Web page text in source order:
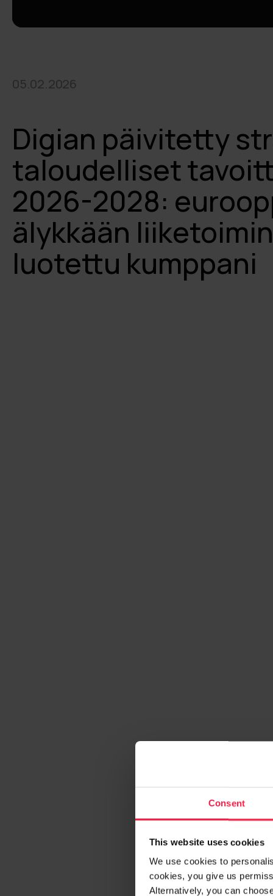
Consent
This website uses cookies
We use cookies to
cookies, you give us
Alternatively, you can
05.02.2026
Digian päivitetty
taloudelliset
2026-2028:
älykkään
luotettu kumppani